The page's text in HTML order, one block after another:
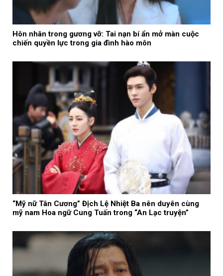
Hôn nhân trong gương vỡ: Tai nạn bí ẩn mở màn cuộc
chiến quyền lực trong gia đình hào môn
“Mỹ nữ Tân Cương” Địch Lệ Nhiệt Ba nên duyên cùng
mỹ nam Hoa ngữ Cung Tuấn trong “An Lạc truyện”